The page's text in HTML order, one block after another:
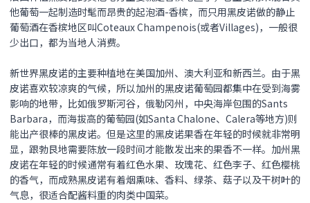
他葡萄一起制造时髦而昂贵的起泡酒-香槟，而只用黑皮诺做的静止
葡萄酒在香槟地区叫Coteaux Champenois(或者Villages)，一般很
少出口，都为当地人消费。
新世界黑皮诺的主要种植地在美国加州、澳大利亚和新西兰。由于黑
皮诺喜欢较凉爽的气候，所以加州的黑皮诺葡萄园都集中在受到海雾
影响的地带，比如俄罗斯河谷，俄勒冈州，中央海岸包围的Sants
Barbara，而海拔高的葡萄园(如Santa Chalone、Calera等地方)则
能出产很棒的黑皮诺。但是这里的黑皮诺果香在年轻的时候就非常明
显，跟勃艮地需要陈放一段时间才能散发出来的果香不一样。加州黑
皮诺在年轻的时候通常有着红色水果、玫瑰花、红色李子、红色樱桃
的香气，而成熟黑皮诺有着烟熏味、香料、绿茶、菇子以及干树叶的
气息，很适合配酱料重的肉类中国菜。